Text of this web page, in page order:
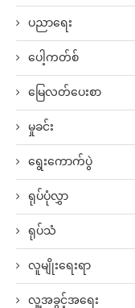
ပညာရေး
ပေါ့ကတ်စ်
မြေလတ်ပေးစာ
မှုခင်း
ရွေးကောက်ပွဲ
ရုပ်ပုံလွှာ
ရုပ်သံ
လူမျိုးရေးရာ
လူ့အခွင့်အရေး